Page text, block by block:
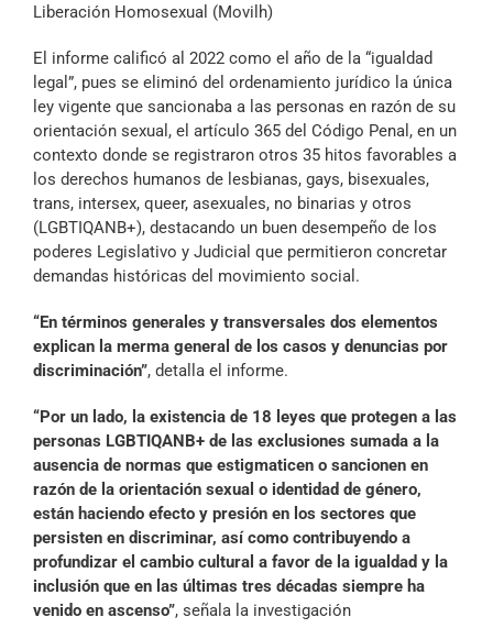
Liberación Homosexual (Movilh)
El informe calificó al 2022 como el año de la “igualdad
legal”, pues se eliminó del ordenamiento jurídico la única
ley vigente que sancionaba a las personas en razón de su
orientación sexual, el artículo 365 del Código Penal, en un
contexto donde se registraron otros 35 hitos favorables a
los derechos humanos de lesbianas, gays, bisexuales,
trans, intersex, queer, asexuales, no binarias y otros
(LGBTIQANB+), destacando un buen desempeño de los
poderes Legislativo y Judicial que permitieron concretar
demandas históricas del movimiento social.
“En términos generales y transversales dos elementos
explican la merma general de los casos y denuncias por
discriminación”, detalla el informe.
“Por un lado, la existencia de 18 leyes que protegen a las
personas LGBTIQANB+ de las exclusiones sumada a la
ausencia de normas que estigmaticen o sancionen en
razón de la orientación sexual o identidad de género,
están haciendo efecto y presión en los sectores que
persisten en discriminar, así como contribuyendo a
profundizar el cambio cultural a favor de la igualdad y la
inclusión que en las últimas tres décadas siempre ha
venido en ascenso”, señala la investigación